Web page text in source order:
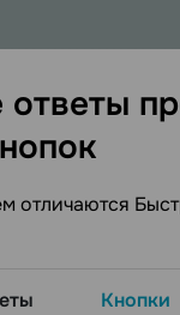
отличаются
Кнопки